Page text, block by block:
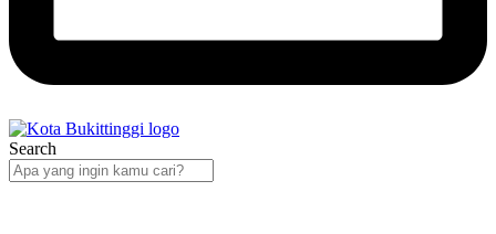
Search